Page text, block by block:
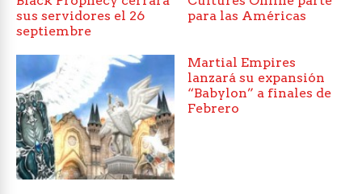
sus servidores el 26
septiembre
para las Américas
Martial Empires
lanzará su expansión
“Babylon” a finales de
Febrero